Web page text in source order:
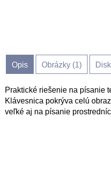
Opis Obrázky (1)
Praktické riešenie na písanie
Klávesnica pokrýva celú
veľké aj na písanie